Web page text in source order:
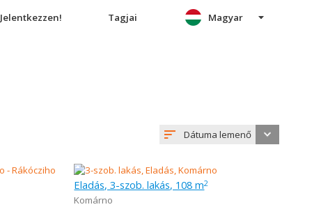
Jelentkezzen! Tagjai Magyar
Dátuma lemenő
Eladás, 3-szob. lakás, 108 m2
Komárno